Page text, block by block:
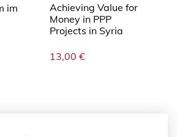
im
Achieving Value for
Money in PPP
Projects in Syria
13,00 €